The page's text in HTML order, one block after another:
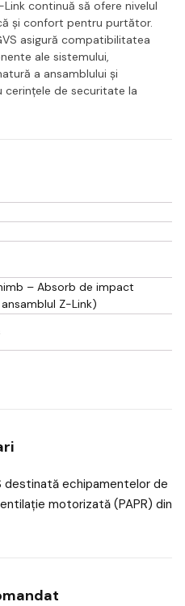
Link continuă să ofere nivelul
și confort pentru purtător.
asigură compatibilitatea
ale sistemului,
a ansamblului și
de securitate la
– Absorb de impact
Z-Link)
destinată echipamentelor de
motorizată (PAPR) din